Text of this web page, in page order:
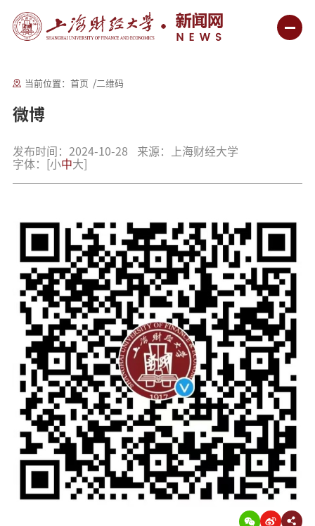
当前位置：首页 二维码
微博
发布时间：2024-10-28
来源：上海财经大学
字体：
小中大